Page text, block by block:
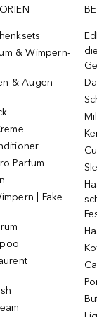
& Wimpern-
& Augen
Parfum
| Fake